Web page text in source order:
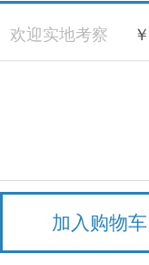
欢迎实地考察
加入购物车